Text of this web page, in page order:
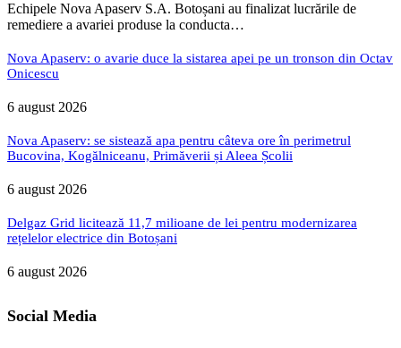
Echipele Nova Apaserv S.A. Botoșani au finalizat lucrările de
remediere a avariei produse la conducta…
Nova Apaserv: o avarie duce la sistarea apei pe un tronson din Octav
Onicescu
6 august 2026
Nova Apaserv: se sistează apa pentru câteva ore în perimetrul
Bucovina, Kogălniceanu, Primăverii și Aleea Școlii
6 august 2026
Delgaz Grid licitează 11,7 milioane de lei pentru modernizarea
rețelelor electrice din Botoșani
6 august 2026
Social Media